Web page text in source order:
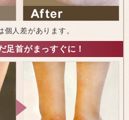
人差があります。
足首がまっすぐに！